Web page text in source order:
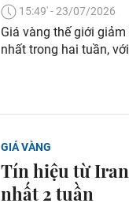
15:49' - 23/07/2026
Giá vàng thế giới
nhất trong hai tuần,
GIÁ VÀNG
Tín hiệu từ Iran
nhất 2 tuần